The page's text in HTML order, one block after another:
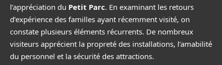
l’appréciation du Petit Parc. En examinant les retours
d’expérience des familles ayant récemment visité, on
constate plusieurs éléments récurrents. De nombreux
visiteurs apprécient la propreté des installations, l’amabilité
du personnel et la sécurité des attractions.